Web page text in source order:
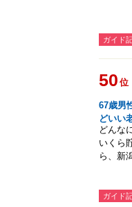
ガイド
50 位
67歳男
どいい
どんな
いくら
ら、新
ガイド